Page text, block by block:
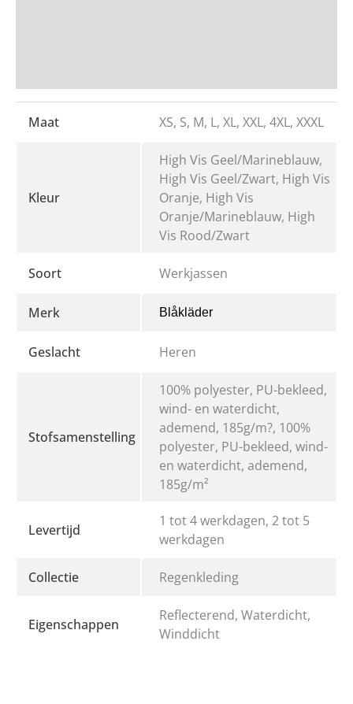
Maat XS, S, M, L, XL, XXL, 4XL, XXXL
Kleur
High Vis Geel/Marineblauw,
High Vis Geel/Zwart, High Vis
Oranje, High Vis
Oranje/Marineblauw, High
Vis Rood/Zwart
Soort Werkjassen
Merk Blåkläder
Geslacht Heren
Stofsamenstelling
100% polyester, PU-bekleed,
wind- en waterdicht,
ademend, 185g/m?, 100%
polyester, PU-bekleed, wind-
en waterdicht, ademend,
185g/m²
Levertijd
1 tot 4 werkdagen, 2 tot 5
werkdagen
Collectie Regenkleding
Eigenschappen
Reflecterend, Waterdicht,
Winddicht